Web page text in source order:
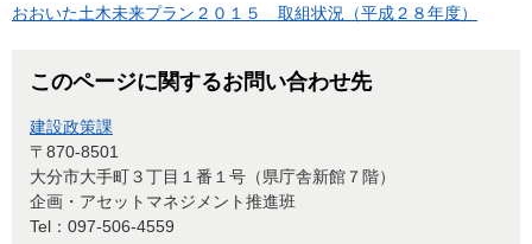
おおいた土木未来プラン２０１５ 取組状況（平成２８年度）
このページに関するお問い合わせ先
建設政策課
〒870-8501
大分市大手町３丁目１番１号（県庁舎新館７階）
企画・アセットマネジメント推進班
Tel：097-506-4559